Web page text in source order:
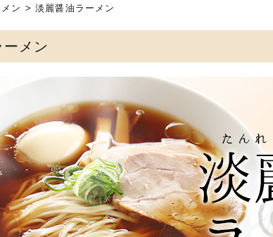
ン > 淡麗醤油ラーメン
メン